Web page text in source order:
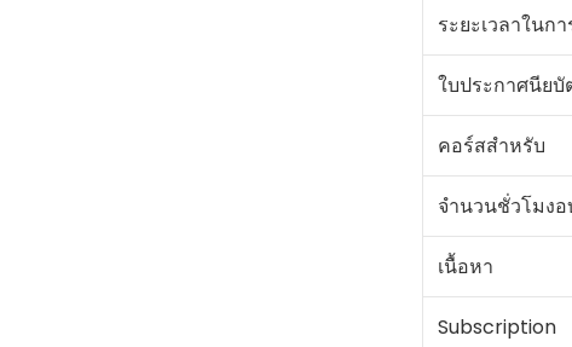
ระยะเวลาในกา
ใบประกาศนียบั
คอร์สสำหรับ
จำนวนชั่วโมงอ
เนื้อหา
Subscription